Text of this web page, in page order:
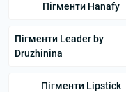
Пігменти Hanafy
Пігменти Leader by
Druzhinina
Пігменти Lipstick